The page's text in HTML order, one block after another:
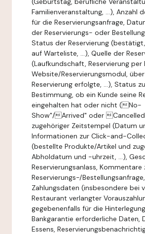
Familienveranstaltung, ...), Anzahl
für die Reservierungsanfrage,
der Reservierungs- oder
Status der Reservierung
auf Warteliste, ...), Quelle der
(Laufkundschaft, Reservierung per
Website/Reservierungsmodul,
Reservierung erfolgte, ...), Status
Bestimmung, ob ein Kunde seine
eingehalten hat oder nicht (No-
Show"/Arrived" oder
zugehöriger Zeitstempel (Datum
Informationen zur Click-and-
(bestellte Produkte/Artikel und
Abholdatum und -uhrzeit, ...),
Reservierungsanlass, Kommentare
Reservierungs-/Bestellungsanfrage,
Zahlungsdaten (insbesondere bei
Restaurant verlangter
gegebenenfalls für die
Bankgarantie erforderliche Daten,
Essens,